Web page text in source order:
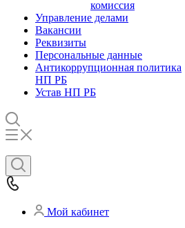
комиссия
Управление делами
Вакансии
Реквизиты
Персональные данные
Антикоррупционная политика
НП РБ
Устав НП РБ
Мой кабинет